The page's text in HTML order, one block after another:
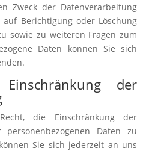
Zweck der Datenverarbeitung
Berichtigung oder Löschung
sowie zu weiteren Fragen zum
Daten können Sie sich
der
die Einschränkung der
personenbezogenen Daten zu
Sie sich jederzeit an uns